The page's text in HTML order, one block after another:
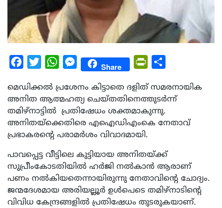
Facebook
Twitter WhatsAppMessengerShare PrintFriendly
മെഡിക്കല്‍ പ്രശേനം കിട്ടാതെ ദളിത് സമരനായിക
അനിത ആത്മഹത്യ ചെയ്തതിനെത്തുടര്‍ന്ന്
തമിഴ്നാട്ടില്‍ പ്രതിഷേധം ശക്തമാകുന്നു.
അനിതയ്‌ക്കെതിരെ എഐഡിഎംകെ നേതാവ്
പ്രഭാകരന്റെ പരാമര്‍ശം വിവാദമായി.
പാവപ്പെട്ട വീട്ടിലെ കുട്ടിയായ അനിതയ്ക്ക്
സുപ്രീംകോടതിയില്‍ ഹര്‍ജി നല്‍കാന്‍ ആരാണ്
പണം നല്‍കിയതെന്നായിരുന്നു നേതാവിന്റെ ചോദ്യം.
ജന്മദേശമായ അരിയല്ലൂര്‍ ഉള്‍പെടെ തമിഴ്നാടിന്റെ
വിവിധ കേന്ദ്രങ്ങളില്‍ പ്രതിഷേധം തുടരുകയാണ്.